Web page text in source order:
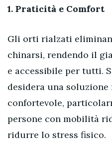
1. Praticità e Comfort
Gli orti rialzati
chinarsi, rendendo il
e accessibile per tutti.
desidera una soluzione
confortevole,
persone con mobilità
ridurre lo stress fisico.